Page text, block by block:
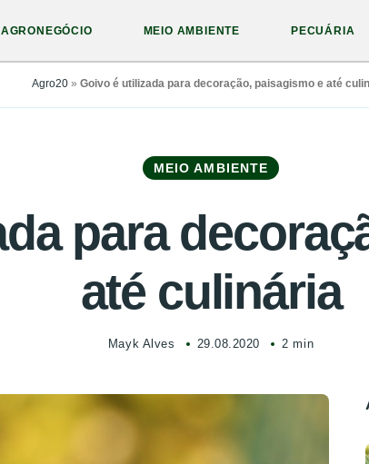
AGRONEGÓCIO MEIO AMBIENTE PECUÁRIA
Agro20 » Goivo é utilizada para decoração, paisagismo e até
MEIO AMBIENTE
para
até culinária
Mayk Alves 29.08.2020 2 min